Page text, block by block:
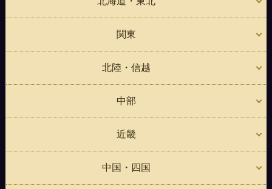
関東
北陸・信越
中部
近畿
中国・四国